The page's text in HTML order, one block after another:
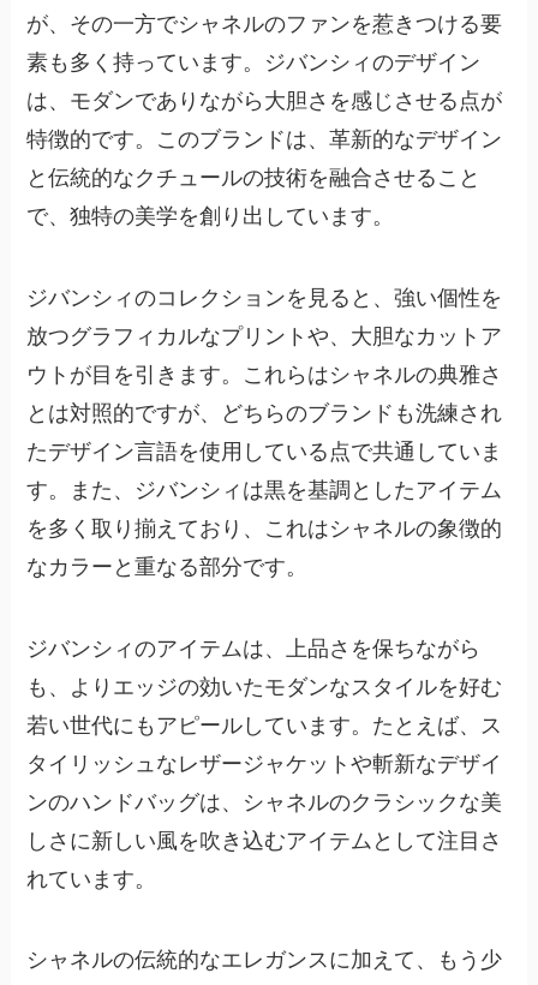
が、その一方でシャネルのファンを惹きつける要
素も多く持っています。 ジバンシィのデザイン
は、モダンでありながら大胆さを感じさせる点が
特徴的です。 このブランドは、革新的なデザイン
と伝統的なクチュールの技術を融合させること
で、独特の美学を創り出しています。
ジバンシィのコレクションを見ると、強い個性を
放つグラフィカルなプリントや、大胆なカットア
ウトが目を引きます。これらはシャネルの典雅さ
とは対照的ですが、どちらのブランドも洗練され
たデザイン言語を使用している点で共通していま
す。また、ジバンシィは黒を基調としたアイテム
を多く取り揃えており、これはシャネルの象徴的
なカラーと重なる部分です。
ジバンシィのアイテムは、上品さを保ちながら
も、よりエッジの効いたモダンなスタイルを好む
若い世代にもアピールしています。たとえば、ス
タイリッシュなレザージャケットや斬新なデザイ
ンのハンドバッグは、シャネルのクラシックな美
しさに新しい風を吹き込むアイテムとして注目さ
れています。
シャネルの伝統的なエレガンスに加えて、もう少